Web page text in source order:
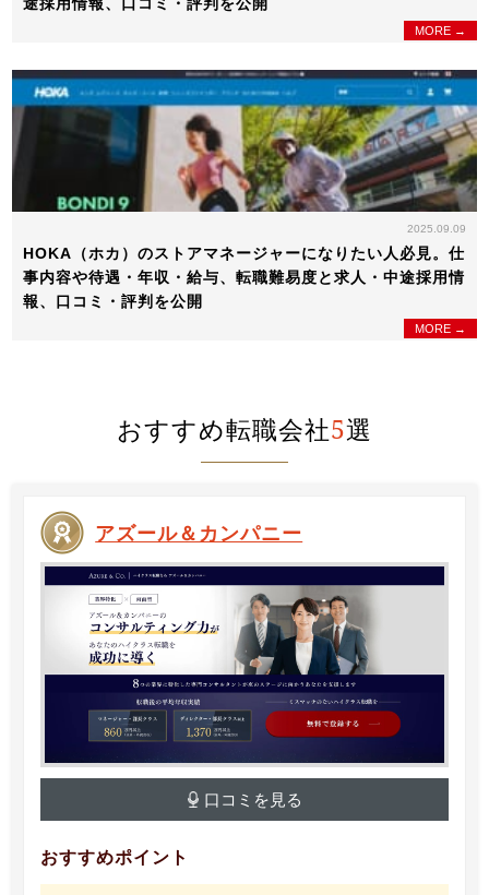
MORE →
2025.09.09
HOKA（ホカ）のストアマネージャーになりたい人必見。仕
事内容や待遇・年収・給与、転職難易度と求人・中途採用情
報、口コミ・評判を公開
MORE →
おすすめ転職会社5選
アズール＆カンパニー
口コミを見る
おすすめポイント